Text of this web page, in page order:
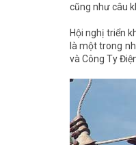
cũng như câu
Hội nghị triển
là một trong
và Công Ty